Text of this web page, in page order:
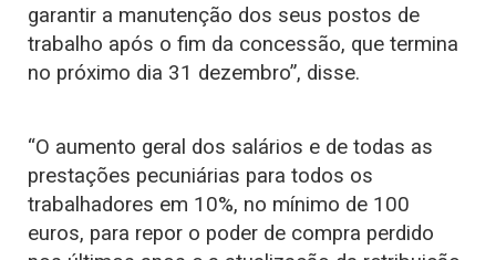
garantir a manutenção dos seus postos de
trabalho após o fim da concessão, que termina
no próximo dia 31 dezembro”, disse.
“O aumento geral dos salários e de todas as
prestações pecuniárias para todos os
trabalhadores em 10%, no mínimo de 100
euros, para repor o poder de compra perdido